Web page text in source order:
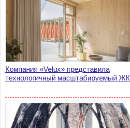
Компания «Velux» представила
технологичный масштабируемый ЖК